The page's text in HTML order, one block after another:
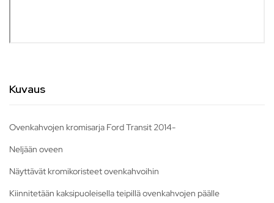
Kuvaus
Ovenkahvojen kromisarja Ford Transit 2014-
Neljään oveen
Näyttävät kromikoristeet ovenkahvoihin
Kiinnitetään kaksipuoleisella teipillä ovenkahvojen päälle